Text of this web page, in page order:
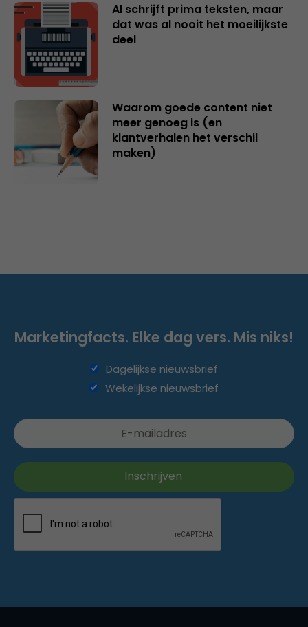
AI schrijft prima teksten, maar
dat was al nooit het moeilijkste
deel
Waarom goede content niet
meer genoeg is (en
klantverhalen het verschil
maken)
Marketingfacts. Elke dag vers. Mis niks!
Dagelijkse nieuwsbrief
Wekelijkse nieuwsbrief